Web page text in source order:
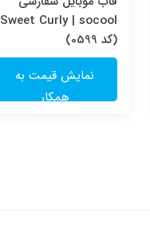
Sweet Curly | socool
(کد 0599)
نمایش قیمت به
همکار